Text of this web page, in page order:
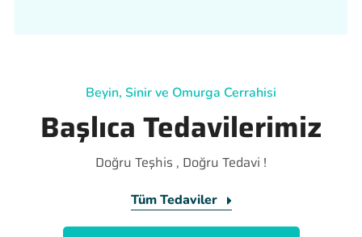
Beyin, Sinir ve Omurga Cerrahisi
Başlıca Tedavilerimiz
Doğru Teşhis , Doğru Tedavi !
Tüm Tedaviler